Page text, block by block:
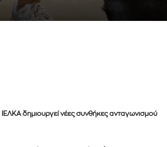
δημιουργεί νέες συνθήκες ανταγωνισμού